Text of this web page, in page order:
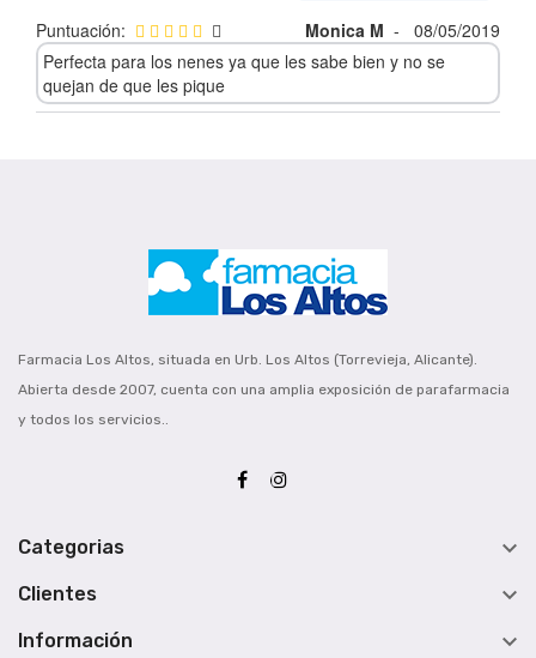
Puntuación: Monica M -
08/05/2019
Perfecta para los nenes ya que les sabe bien y no se
quejan de que les pique
Farmacia Los Altos, situada en Urb. Los Altos (Torrevieja, Alicante).
Abierta desde 2007, cuenta con una amplia exposición de parafarmacia
y todos los servicios..
Categorias 
Clientes 
Información 